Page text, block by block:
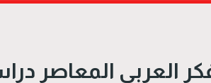
العربي المعاصر